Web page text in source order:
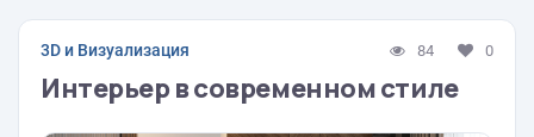
3D и Визуализация 84 0
Интерьер в современном стиле